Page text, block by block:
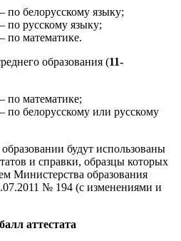
по белорусскому языку;
по русскому языку;
по математике.
образования (11-
по математике;
по белорусскому или русскому
будут использованы
и справки, образцы которых
Министерства образования
№ 194 (с изменениями и
аттестата